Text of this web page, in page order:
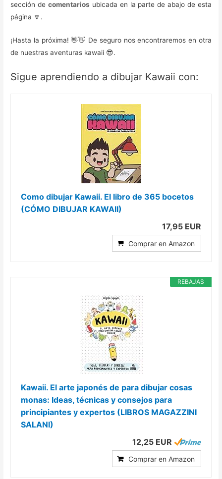
sección de comentarios ubicada en la parte de abajo de esta
página 🔽.
¡Hasta la próxima! 👋👋 De seguro nos encontraremos en otra
de nuestras aventuras kawaii 😎.
Sigue aprendiendo a dibujar Kawaii con:
Como dibujar Kawaii. El libro de 365 bocetos
(CÓMO DIBUJAR KAWAII)
17,95 EUR
Comprar en Amazon
REBAJAS
Kawaii. El arte japonés de para dibujar cosas
monas: Ideas, técnicas y consejos para
principiantes y expertos (LIBROS MAGAZZINI
SALANI)
12,25 EUR
Comprar en Amazon